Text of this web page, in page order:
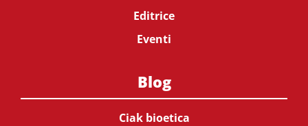
Editrice
Eventi
Blog
Ciak bioetica